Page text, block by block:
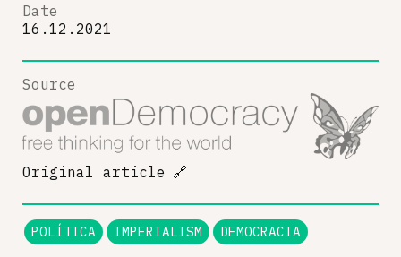
Date
16.12.2021
Source
Original article 🔗
POLÍTICA IMPERIALISM DEMOCRACIA